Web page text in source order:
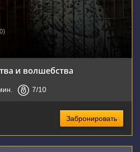
и волшебства
7/10
Забронировать